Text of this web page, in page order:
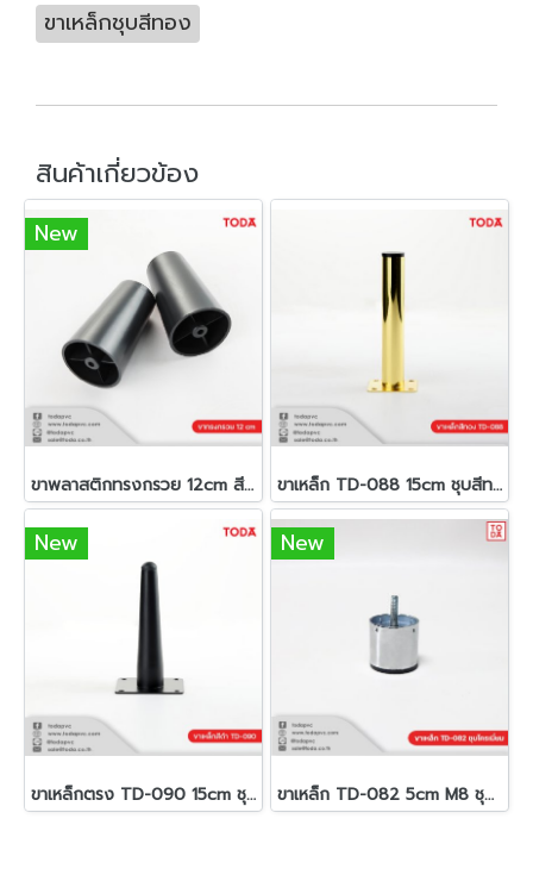
ขาเหล็กชุบสีทอง
สินค้าเกี่ยวข้อง
New
ขาพลาสติกทรงกรวย 12cm สีดำ ขาเหล็ก TD-088 15cm ชุบสีทอง
New
ขาเหล็กตรง TD-090 15cm ชุบสีดำ
New
ขาเหล็ก TD-082 5cm M8 ชุบโครเมี่ยม